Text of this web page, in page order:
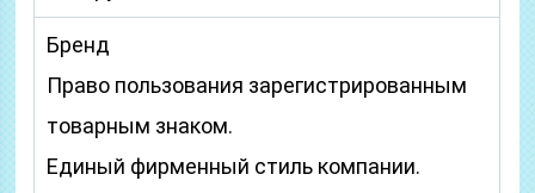
Бренд
Право пользования зарегистрированным
товарным знаком.
Единый фирменный стиль компании.